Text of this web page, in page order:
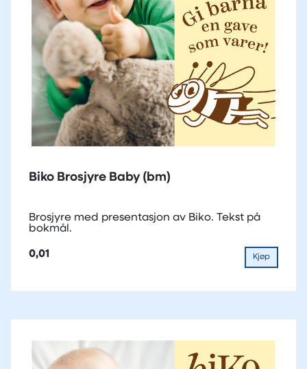
Biko Brosjyre Baby (bm)
Brosjyre med presentasjon av Biko. Tekst på
bokmål.
0,01 Kjøp